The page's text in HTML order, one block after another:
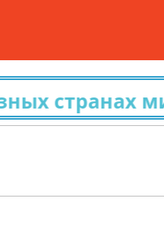
странах мира